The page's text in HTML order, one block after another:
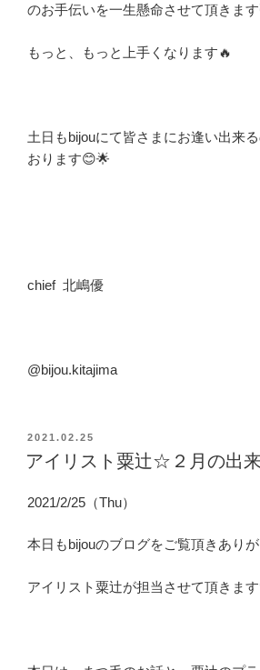
のお手伝いを一生懸命させて頂きま
もっと、もっと上手くなります🔥
土日もbijouにて皆さまにお逢い出来
おります😊🌟
chief 北嶋優
@bijou.kitajima
投
稿
日:
2021.02.25
アイリスト粟辻☆２月の出
2021/2/25（Thu）
本日もbijouのブログをご覧頂きあり
アイリスト粟辻が担当させて頂きま